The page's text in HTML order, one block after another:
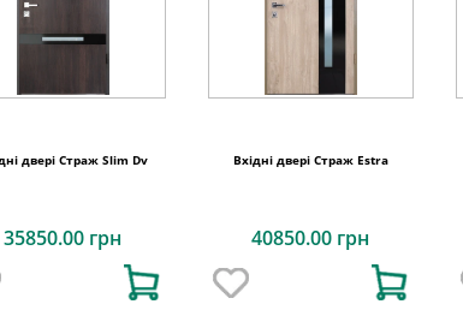
двері Страж Slim Dv
35850.00 грн
Вхідні двері Страж Estra
40850.00 грн